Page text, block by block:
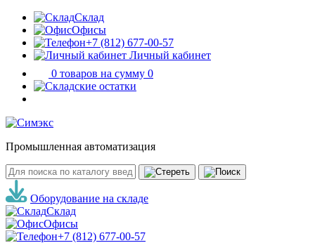
Склад
Офисы
+7 (812) 677-00-57
Личный кабинет
0 товаров на сумму 0
Промышленная автоматизация
Оборудование на складе
Склад
Офисы
+7 (812) 677-00-57